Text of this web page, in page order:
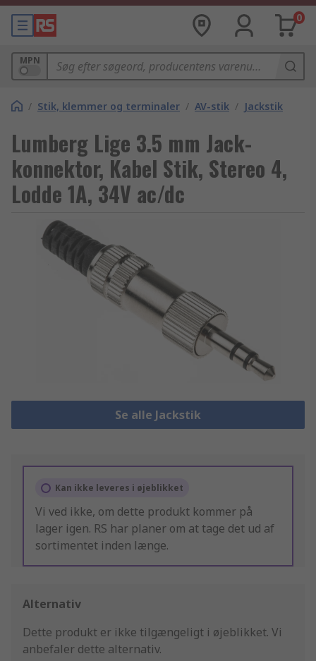
0
MPN
/ Stik, klemmer og terminaler / AV-stik / Jackstik
Lumberg Lige 3.5 mm Jack-
konnektor, Kabel Stik, Stereo 4,
Lodde 1A, 34V ac/dc
Se alle Jackstik
Kan ikke leveres i øjeblikket
Vi ved ikke, om dette produkt kommer på
lager igen. RS har planer om at tage det ud af
sortimentet inden længe.
Alternativ
Dette produkt er ikke tilgængeligt i øjeblikket. Vi
anbefaler dette alternativ.